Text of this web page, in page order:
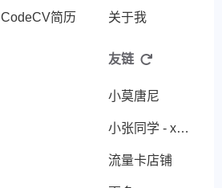
CodeCV简历 关于我
友链
小莫唐尼
小张同学 - xiaozhangStu
流量卡店铺